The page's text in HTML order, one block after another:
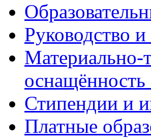
Руководство и
Материально-
оснащённость
Стипендии и
Платные